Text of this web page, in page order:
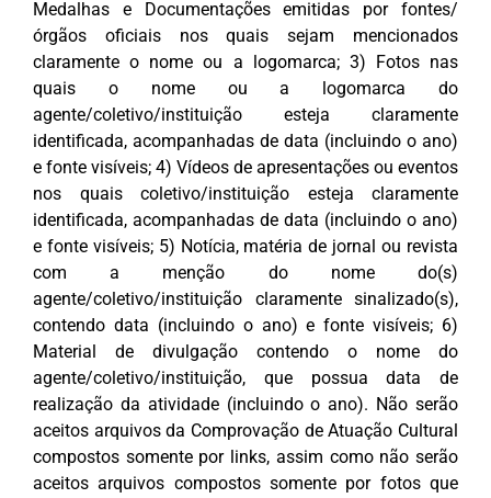
Medalhas e Documentações emitidas por fontes/
órgãos oficiais nos quais sejam mencionados
claramente o nome ou a logomarca; 3) Fotos nas
quais o nome ou a logomarca do
agente/coletivo/instituição esteja claramente
identificada, acompanhadas de data (incluindo o ano)
e fonte visíveis; 4) Vídeos de apresentações ou eventos
nos quais coletivo/instituição esteja claramente
identificada, acompanhadas de data (incluindo o ano)
e fonte visíveis; 5) Notícia, matéria de jornal ou revista
com a menção do nome do(s)
agente/coletivo/instituição claramente sinalizado(s),
contendo data (incluindo o ano) e fonte visíveis; 6)
Material de divulgação contendo o nome do
agente/coletivo/instituição, que possua data de
realização da atividade (incluindo o ano). Não serão
aceitos arquivos da Comprovação de Atuação Cultural
compostos somente por links, assim como não serão
aceitos arquivos compostos somente por fotos que